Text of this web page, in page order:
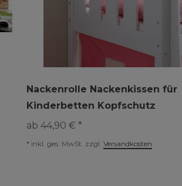
Nackenrolle Nackenkissen für
Kinderbetten Kopfschutz
ab 44,90 € *
* inkl. ges. MwSt. zzgl. Versandkosten